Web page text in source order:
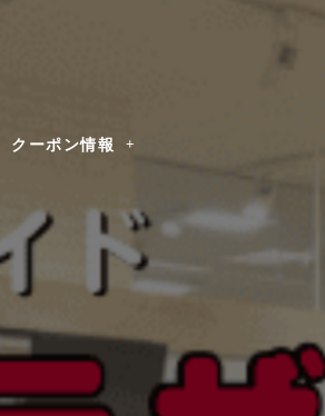
クーポン情報